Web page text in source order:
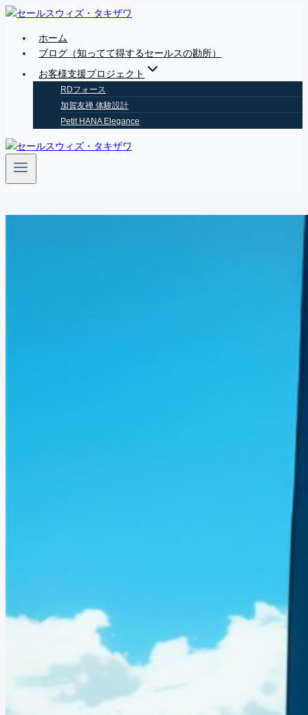
Skip
content
ホーム
ブログ（知ってて得するセールスの勘所）
お客様支援プロジェクト
RDフォース
加賀友禅 体験設計
Petit HANA Elegance